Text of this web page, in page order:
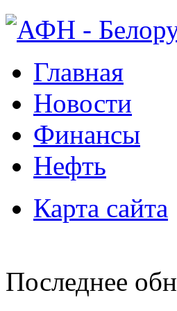
Главная
Новости
Финансы
Нефть
Карта сайта
Последнее